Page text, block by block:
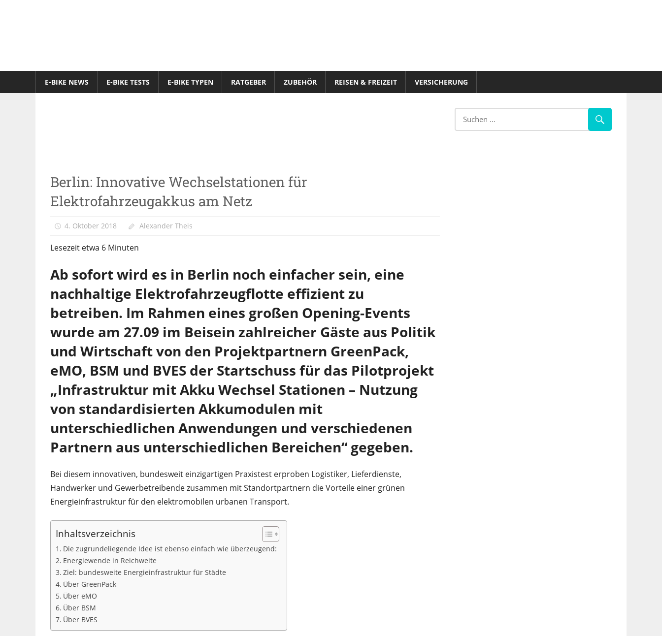
Online-
E-BIKE NEWS E-BIKE TESTS E-BIKE TYPEN RATGEBER ZUBEHÖR REISEN & FREIZEIT VERSICHERUNG
Berlin: Innovative Wechselstationen für
Elektrofahrzeugakkus am Netz
4. Oktober 2018 Alexander Theis
Lesezeit etwa 6 Minuten
Ab sofort wird es in Berlin noch einfacher sein, eine
nachhaltige Elektrofahrzeugflotte effizient zu
betreiben. Im Rahmen eines großen Opening-Events
wurde am 27.09 im Beisein zahlreicher Gäste aus Politik
und Wirtschaft von den Projektpartnern GreenPack,
eMO, BSM und BVES der Startschuss für das Pilotprojekt
„Infrastruktur mit Akku Wechsel Stationen – Nutzung
von standardisierten Akkumodulen mit
unterschiedlichen Anwendungen und verschiedenen
Partnern aus unterschiedlichen Bereichen“ gegeben.
Bei diesem innovativen, bundesweit einzigartigen Praxistest erproben Logistiker, Lieferdienste,
Handwerker und Gewerbetreibende zusammen mit Standortpartnern die Vorteile einer grünen
Energieinfrastruktur für den elektromobilen urbanen Transport.
Inhaltsverzeichnis
Die zugrundeliegende Idee ist ebenso einfach wie überzeugend:
Energiewende in Reichweite
Ziel: bundesweite Energieinfrastruktur für Städte
Über GreenPack
Über eMO
Über BSM
Über BVES